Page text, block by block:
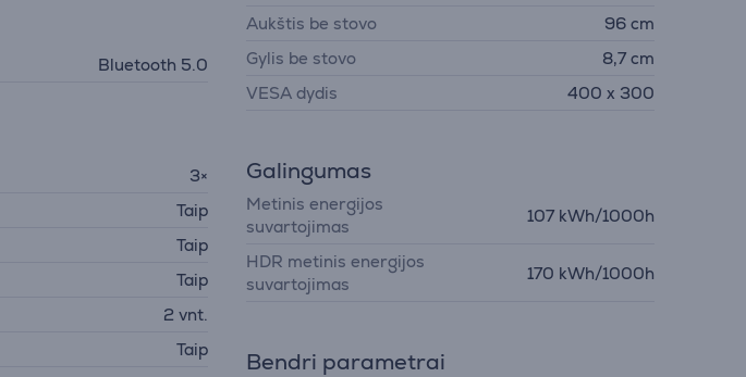
Bluetooth 5.0
3×
Taip
Taip
Taip
2 vnt.
Taip
Aukštis be stovo
96 cm
Gylis be stovo
8,7 cm
VESA dydis
400 x 300
Galingumas
Metinis energijos
suvartojimas
107 kWh/1000h
HDR metinis energijos
suvartojimas
170 kWh/1000h
Bendri parametrai